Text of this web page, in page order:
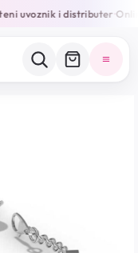
uvoznik i distributer•